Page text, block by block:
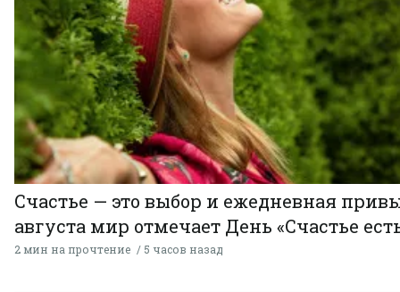
Счастье — это выбор и ежедневная
августа мир отмечает День «Счастье
2 мин на прочтение 5 часов назад